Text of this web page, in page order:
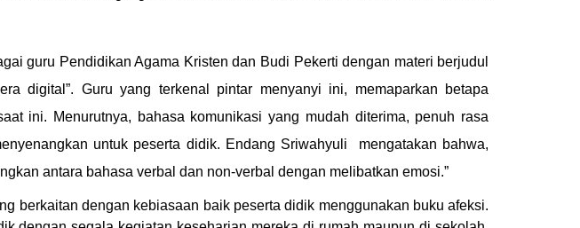
guru Pendidikan Agama Kristen dan Budi Pekerti dengan materi berjudul
digital”. Guru yang terkenal pintar menyanyi ini, memaparkan betapa
ini. Menurutnya, bahasa komunikasi yang mudah diterima, penuh rasa
untuk peserta didik. Endang Sriwahyuli mengatakan bahwa,
antara bahasa verbal dan non-verbal dengan melibatkan emosi.”
berkaitan dengan kebiasaan baik peserta didik menggunakan buku afeksi.